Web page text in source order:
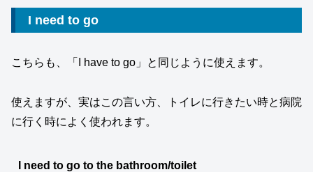
I need to go
こちらも、「I have to go」と同じように使えます。
使えますが、実はこの言い方、トイレに行きたい時と病院
に行く時によく使われます。
I need to go to the bathroom/toilet